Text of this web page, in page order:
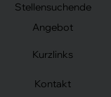
Stellensuchende
Angebot
Kurzlinks
Kontakt